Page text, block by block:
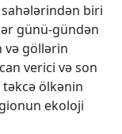
biri
günü-gündən
və göllərin
verici və son
ölkənin
ekoloji